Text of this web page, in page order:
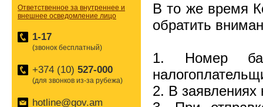
Ответственное за внутреннее и
внешнее осведомление лицо
1-17
(звонок бесплатный)
+374 (10) 527-000
(для звонков из-за рубежа)
hotline@gov.am
В то же время
обратить
1. Номер
2. В